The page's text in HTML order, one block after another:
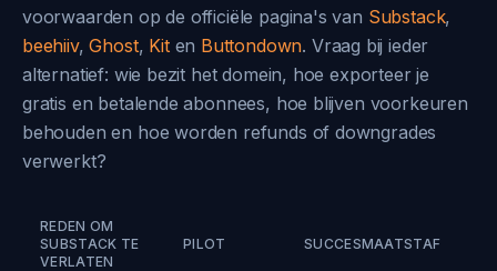
voorwaarden op de officiële pagina's van Substack,
beehiiv,Ghost, Kiten Buttondown. Vraag bij ieder
alternatief: wie bezit het domein, hoe exporteer je
gratis en betalende abonnees, hoe blijven voorkeuren
behouden en hoe worden refunds of downgrades
verwerkt?
REDEN OM
SUBSTACK TE
VERLATEN
PILOT SUCCESMAATSTAF